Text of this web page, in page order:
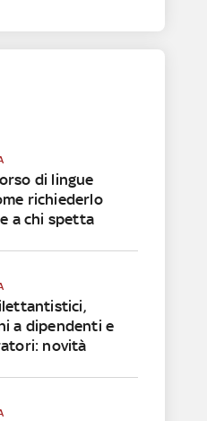
di lingue
richiederlo
a chi spetta
a dipendenti e
novità